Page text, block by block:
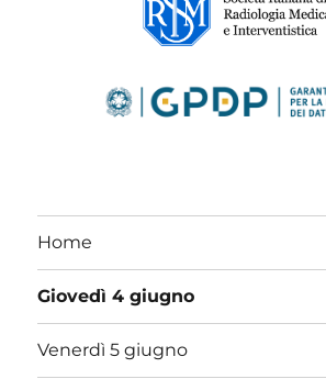
Home
Giovedì 4 giugno
Venerdì 5 giugno